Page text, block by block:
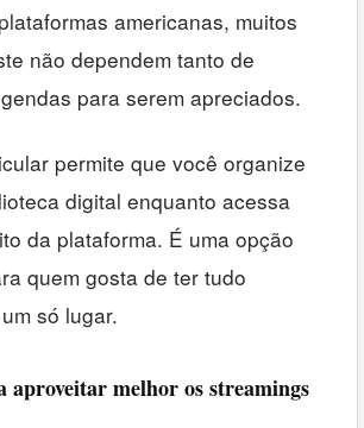
americanas, muitos
não dependem tanto de
para serem apreciados.
permite que você organize
digital enquanto acessa
da plataforma. É uma opção
quem gosta de ter tudo
só lugar.
aproveitar melhor os streamings